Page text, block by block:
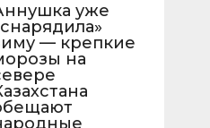
уже
— крепкие
на